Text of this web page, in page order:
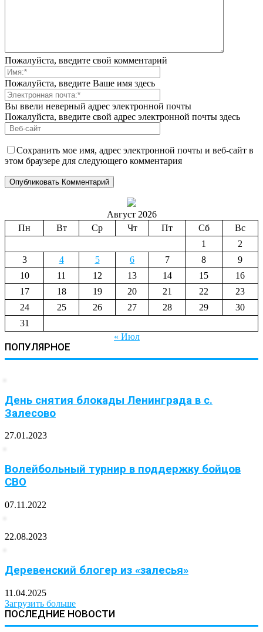
Пожалуйста, введите свой комментарий
Пожалуйста, введите Ваше имя здесь
Вы ввели неверный адрес электронной почты
Пожалуйста, введите свой адрес электронной почты здесь
Сохранить мое имя, адрес электронной почты и веб-сайт в
этом браузере для следующего комментария
Август 2026
Пн
Вт Ср Чт Пт Сб
Вс
1
2
3
4 5 6 7 8
9
10
11 12 13 14 15
16
17
18 19 20 21 22
23
24
25 26 27 28 29
30
31
« Июл
ПОПУЛЯРНОЕ
День снятия блокады Ленинграда в с.
Залесово
27.01.2023
Волейбольный турнир в поддержку бойцов
СВО
07.11.2022
22.08.2023
Деревенский блогер из «залесья»
11.04.2025
Загрузить больше
ПОСЛЕДНИЕ НОВОСТИ